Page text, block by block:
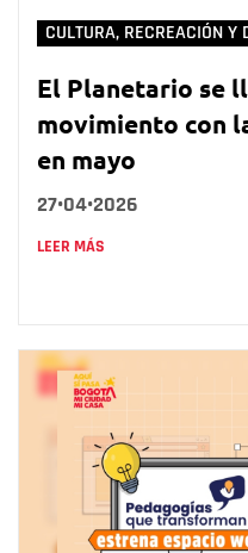
CULTURA, RECREACIÓN Y
El Planetario se
movimiento con
en mayo
27•04•2026
LEER MÁS